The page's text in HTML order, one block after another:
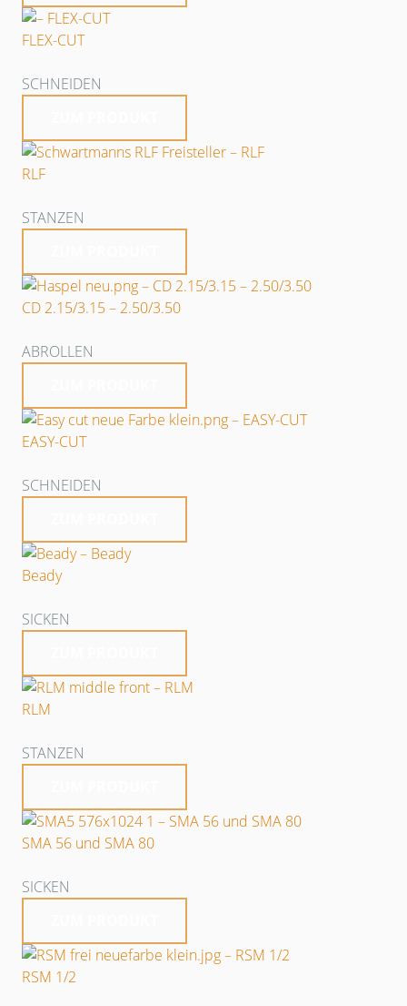
FLEX-CUT
SCHNEIDEN
RLF
STANZEN
CD 2.15/3.15 – 2.50/3.50
ABROLLEN
EASY-CUT
SCHNEIDEN
Beady
SICKEN
RLM
STANZEN
SMA 56 und SMA 80
SICKEN
RSM 1/2